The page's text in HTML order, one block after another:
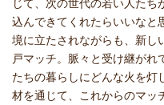
じて、次の世代の若い人た
込んできてくれたらいいなと
境に立たされながらも、新し
戸マッチ。脈々と受け継がれ
たちの暮らしにどんな火を灯
材を通じて、これからのマッ